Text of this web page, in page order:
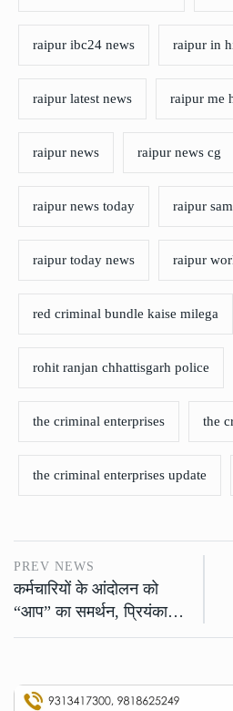
raipur ibc24 news raipur in
raipur latest news raipur me
raipur news raipur news cg
raipur news today raipur
raipur today news raipur
red criminal bundle kaise milega
rohit ranjan chhattisgarh police
the criminal enterprises the
the criminal enterprises update
PREV NEWS
कर्मचारियों के आंदोलन को
“आप” का समर्थन, प्रियंका…